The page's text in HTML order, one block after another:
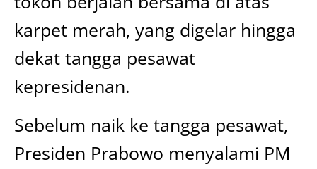
karpet merah, yang digelar hingga
dekat tangga pesawat
kepresidenan.
Sebelum naik ke tangga pesawat,
Presiden Prabowo menyalami PM